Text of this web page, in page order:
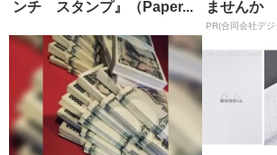
ンチ スタンプ』（Paper...
ませんか
PR(合同会社デ